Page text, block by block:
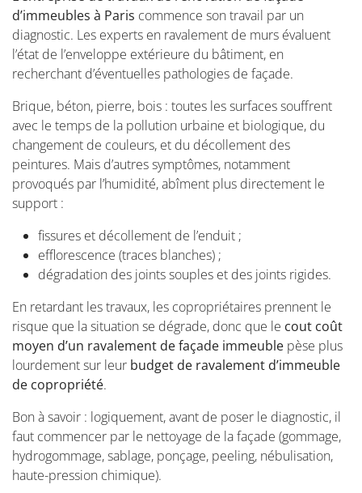
d’immeubles à Paris commence son travail par un
diagnostic. Les experts en ravalement de murs évaluent
l’état de l’enveloppe extérieure du bâtiment, en
recherchant d’éventuelles pathologies de façade.
Brique, béton, pierre, bois : toutes les surfaces souffrent
avec le temps de la pollution urbaine et biologique, du
changement de couleurs, et du décollement des
peintures. Mais d’autres symptômes, notamment
provoqués par l’humidité, abîment plus directement le
support :
fissures et décollement de l’enduit ;
efflorescence (traces blanches) ;
dégradation des joints souples et des joints rigides.
En retardant les travaux, les copropriétaires prennent le
risque que la situation se dégrade, donc que le cout coût
moyen d’un ravalement de façade immeuble pèse plus
lourdement sur leur budget de ravalement d’immeuble
de copropriété.
Bon à savoir : logiquement, avant de poser le diagnostic, il
faut commencer par le nettoyage de la façade (gommage,
hydrogommage, sablage, ponçage, peeling, nébulisation,
haute-pression chimique).